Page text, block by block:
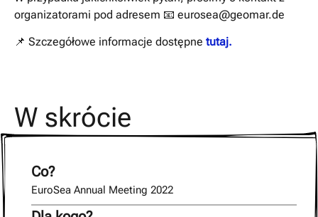
organizatorami pod adresem 📧 eurosea@geomar.de
📌 Szczegółowe informacje dostępne tutaj.
W skrócie
Co?
EuroSea Annual Meeting 2022